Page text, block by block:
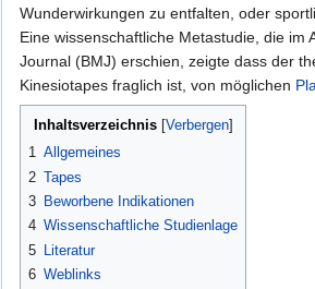
Wunderwirkungen zu entfalten, oder
Eine wissenschaftliche Metastudie, die im
Journal (BMJ) erschien, zeigte dass der
Kinesiotapes fraglich ist, von möglichen
Inhaltsverzeichnis
1 Allgemeines
2 Tapes
3 Beworbene Indikationen
4 Wissenschaftliche Studienlage
5
Literatur
6 Weblinks